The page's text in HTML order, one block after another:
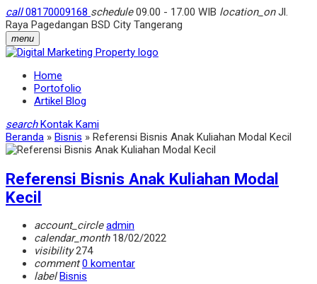
call08170009168 schedule09.00 - 17.00 WIB location_onJl.
Raya Pagedangan BSD City Tangerang
menu
Home
Portofolio
Artikel Blog
search Kontak Kami
Beranda » Bisnis » Referensi Bisnis Anak Kuliahan Modal Kecil
Referensi Bisnis Anak Kuliahan Modal
Kecil
account_circle admin
calendar_month18/02/2022
visibility274
comment 0 komentar
label Bisnis